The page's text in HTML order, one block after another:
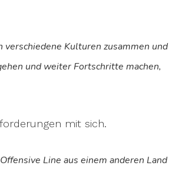
Kulturen zusammen und
und weiter Fortschritte machen,
mit sich.
Line aus einem anderen Land